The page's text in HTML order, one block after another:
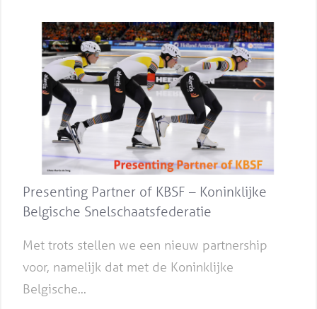
Presenting Partner of KBSF – Koninklijke
Belgische Snelschaatsfederatie
Met trots stellen we een nieuw partnership
voor, namelijk dat met de Koninklijke
Belgische...